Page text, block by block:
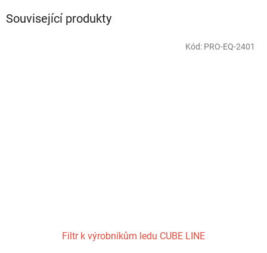
Související produkty
Filtr k výrobníkům ledu CUBE LINE
Kód: PRO-EQ-2401